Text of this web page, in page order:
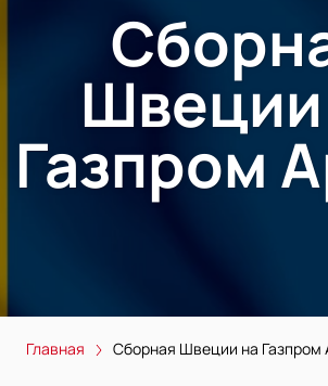
Газпром
Главная Сборная Швеции на Газпром